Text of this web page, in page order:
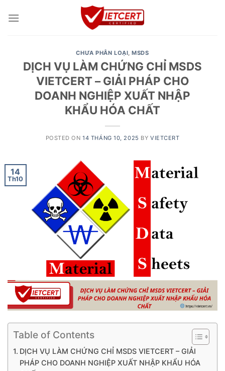
CHƯA PHÂN LOẠI,MSDS
DỊCH VỤ LÀM CHỨNG CHỈ MSDS
VIETCERT – GIẢI PHÁP CHO
DOANH NGHIỆP XUẤT NHẬP
KHẨU HÓA CHẤT
POSTED ON14 THÁNG 10, 2025 BY VIETCERT
14
Th10
Table of Contents
DỊCH VỤ LÀM CHỨNG CHỈ MSDS VIETCERT – GIẢI
PHÁP CHO DOANH NGHIỆP XUẤT NHẬP KHẨU HÓA